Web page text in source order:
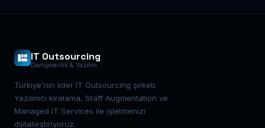
IT Outsourcing
Danışmanlık & Yazılım
Türkiye'nin lider IT Outsourcing şirketi.
Yazılımcı kiralama, Staff Augmentation ve
Managed IT Services ile işletmenizi
dijitalleştiriyoruz.